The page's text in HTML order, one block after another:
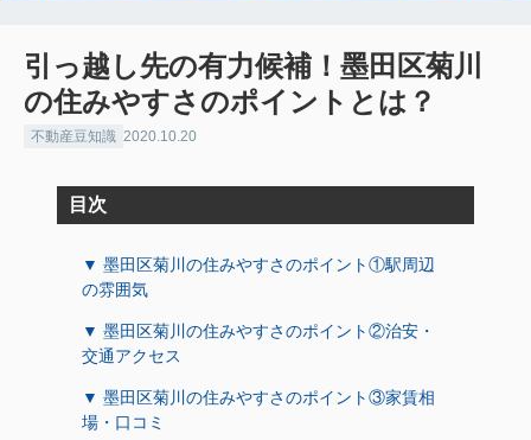
引っ越し先の有力候補！墨田区菊川
の住みやすさのポイントとは？
不動産豆知識 2020.10.20
目次
▼ 墨田区菊川の住みやすさのポイント①駅周辺
の雰囲気
▼ 墨田区菊川の住みやすさのポイント②治安・
交通アクセス
▼ 墨田区菊川の住みやすさのポイント③家賃相
場・口コミ